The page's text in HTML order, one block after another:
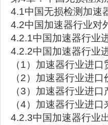
4.1中国无损检测加速
4.2中国加速器行业对
4.2.1中国加速器行业
4.2.2中国加速器行业
（1）加速器行业进口
（2）加速器行业进口
（3）加速器行业进口
（4）加速器行业进口
4.2.3中国加速器行业